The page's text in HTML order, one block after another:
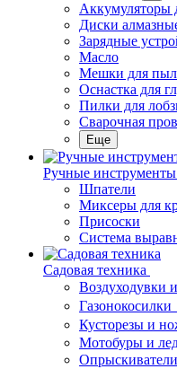
Аккумуляторы
Диски
Зарядные
Масло
Мешки для
Оснастка для
Пилки для
Сварочная
Еще
Ручные
Шпатели
Миксеры для
Присоски
Система
Садовая техника
Воздуходувки
Газонокосилки
Кусторезы и
Мотобуры и
Опрыскиватели